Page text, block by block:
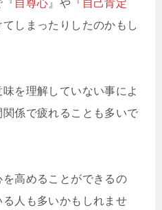
『自尊心 』や『 自己肯定
しまったりしたのかもし
を理解していない事によ
係で疲れることも多いで
高めることができるの
人も多いかもしれませ